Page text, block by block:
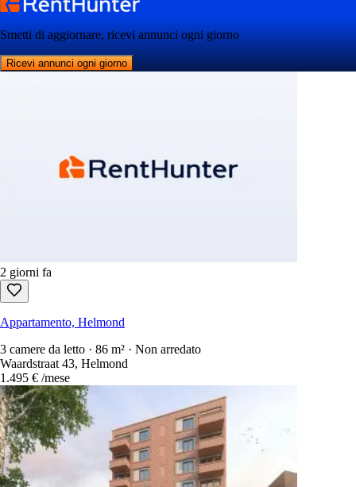
Smetti di aggiornare, ricevi annunci ogni giorno
Ricevi annunci ogni giorno
2 giorni fa
Appartamento, Helmond
3 camere da letto · 86 m² · Non arredato
Waardstraat 43, Helmond
1.495 € /mese